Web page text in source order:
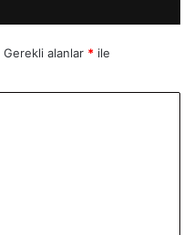
Gerekli alanlar * ile